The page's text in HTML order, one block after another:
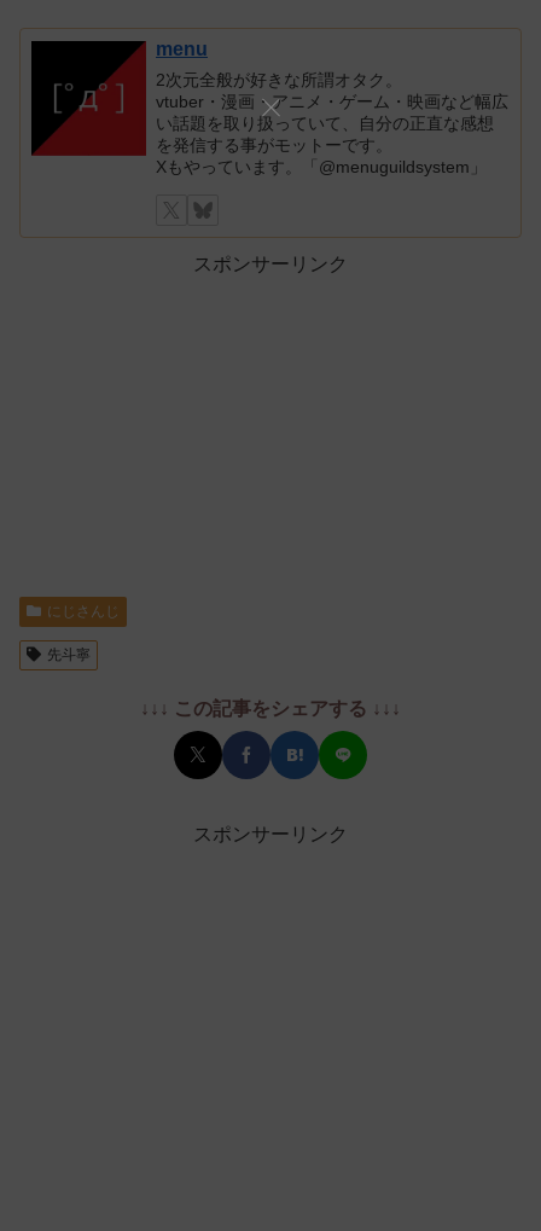
menu
2次元全般が好きな所謂オタク。
vtuber・漫画・アニメ・ゲーム・映画など幅広
い話題を取り扱っていて、自分の正直な感想
を発信する事がモットーです。
Xもやっています。「@menuguildsystem」
スポンサーリンク
にじさんじ
先斗寧
↓↓↓ この記事をシェアする ↓↓↓
スポンサーリンク